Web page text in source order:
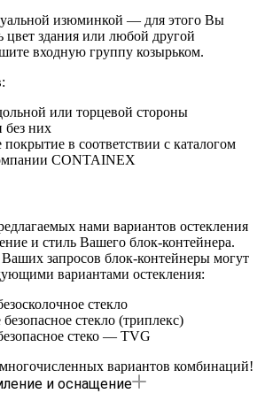
изюминкой — для этого Вы
цвет здания или любой другой
входную группу козырьком.
или торцевой стороны
них
покрытие в соответствии с каталогом
CONTAINEX
нами вариантов остекления
и стиль Вашего блок-контейнера.
запросов блок-контейнеры могут
вариантами остекления:
стекло
стекло (триплекс)
стеко — TVG
вариантов комбинаций!
и оснащение